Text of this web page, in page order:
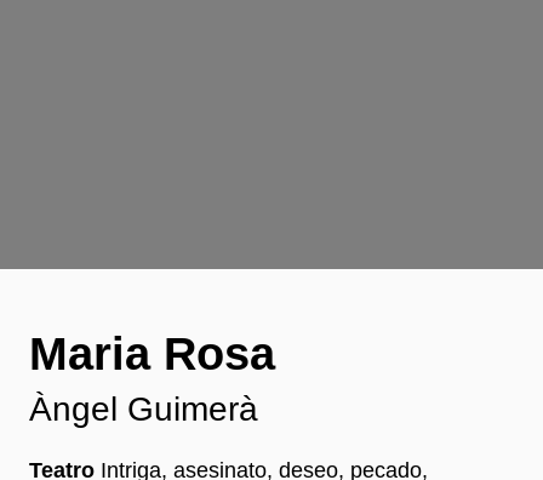
Maria Rosa
Àngel Guimerà
Teatro Intriga, asesinato, deseo, pecado,